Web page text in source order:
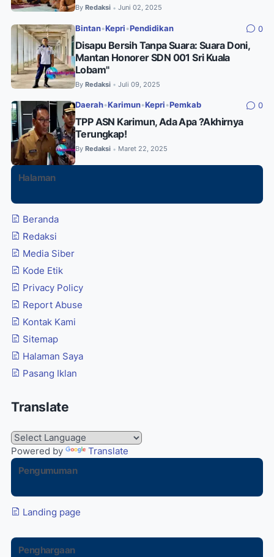
By Redaksi • Juni 02, 2025
Bintan•Kepri •Pendidikan 0
Disapu Bersih Tanpa Suara: Suara Doni,
Mantan Honorer SDN 001 Sri Kuala
Lobam"
By Redaksi • Juli 09, 2025
Daerah•Karimun•Kepri •Pemkab 0
TPP ASN Karimun, Ada Apa ?Akhirnya
Terungkap!
By Redaksi • Maret 22, 2025
Halaman
Beranda
Redaksi
Media Siber
Kode Etik
Privacy Policy
Report Abuse
Kontak Kami
Sitemap
Halaman Saya
Pasang Iklan
Translate
Powered by
Translate
Pengumuman
Landing page
Penghargaan